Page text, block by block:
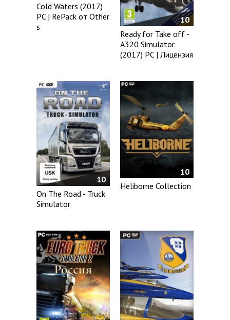
Cold Waters (2017)
PC | RePack от Other
s
10
Ready for Take off -
A320 Simulator
(2017) PC | Лицензия
10
On The Road - Truck
Simulator
10
Heliborne Collection